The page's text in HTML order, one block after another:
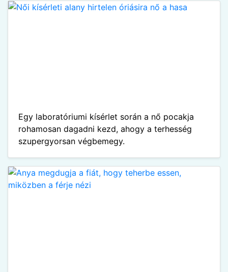
Egy laboratóriumi kísérlet során a nő pocakja
rohamosan dagadni kezd, ahogy a terhesség
szupergyorsan végbemegy.